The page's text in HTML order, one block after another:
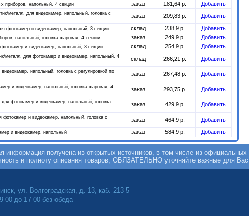
приборов, напольный, 4 секции заказ 181,64 р.
Добавить
металл, для видеокамер, напольный, головка с
заказ 209,83 р.
Добавить
фотокамер и видеокамер, напольный, 3 секции склад 238,9 р.
Добавить
напольный, головка шаровая, 4 секции заказ 249,9 р.
Добавить
и видеокамер, напольный, 3 секции склад 254,9 р.
Добавить
металл, для фотокамер и видеокамер, напольный, 4
склад 266,21 р. Добавить
напольный, головка с регулировкой по
заказ 267,48 р. Добавить
и видеокамер, напольный, головка шаровая, 4
заказ 293,75 р. Добавить
для фотокамер и видеокамер, напольный, головка
заказ 429,9 р. Добавить
фотокамер и видеокамер, напольный, головка с
заказ 464,9 р.
Добавить
и видеокамер, напольный заказ 584,9 р. Добавить
информация получена из открытых источников, в том числе из
и полноту описания товаров, ОБЯЗАТЕЛЬНО уточняйте важные для
ул. Волгоградская, д. 13, каб. 213-5
00 до 17-00 без обеда